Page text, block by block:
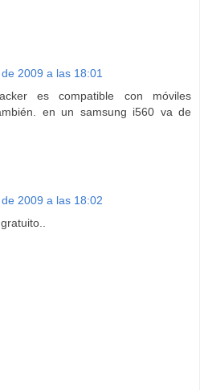
2009 a las 18:01
es compatible con móviles
en un samsung i560 va de
2009 a las 18:02